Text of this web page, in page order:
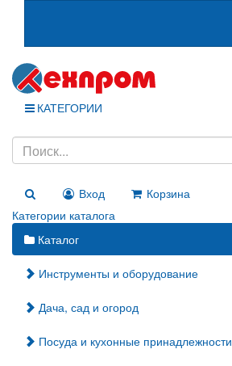
КАТЕГОРИИ
Вход
Корзина
Категории каталога
Каталог
Инструменты и оборудование
Дача, сад и огород
Посуда и кухонные принадлежности